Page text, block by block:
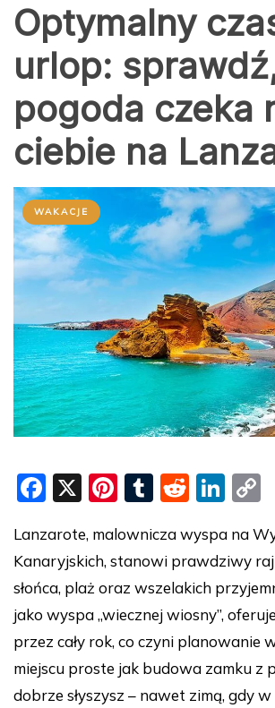
Optymalny
urlop:
pogoda czeka
ciebie na
WAKACJE
F
c
e
b
o
o
k
X
Pi
er
e
st
T
m
bl
r
R
d
di
t
Li
k
e
dI
n
y
k
Lanzarote, malownicza wyspa na
Kanaryjskich, stanowi prawdziwy raj
słońca, plaż oraz wszelakich
jako wyspa „wiecznej wiosny”,
przez cały rok, co czyni planowanie
miejscu proste jak budowa zamku z
dobrze słyszysz – nawet zimą, gdy